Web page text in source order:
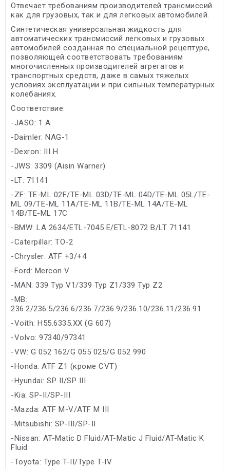
Отвечает требованиям производителей трансмиссий
как для грузовых, так и для легковых автомобилей.
Синтетическая универсальная жидкость для
автоматических трансмиссий легковых и грузовых
автомобилей созданная по специальной рецептуре,
позволяющей соответствовать требованиям
многочисленных производителей агрегатов и
транспортных средств, даже в самых тяжелых
условиях эксплуатации и при сильных температурных
колебаниях.
Соответствие:
-JASO: 1 A
-Daimler: NAG-1
-Dexron: III H
-JWS: 3309 (Aisin Warner)
-LT: 71141
-ZF: TE-ML 02F/TE-ML 03D/TE-ML 04D/TE-ML 05L/TE-
ML 09/TE-ML 11A/TE-ML 11B/TE-ML 14A/TE-ML
14B/TE-ML 17C
-BMW: LA 2634/ETL-7045 E/ETL-8072 B/LT 71141
-Caterpillar: TO-2
-Chrysler: ATF +3/+4
-Ford: Mercon V
-MAN: 339 Typ V1/339 Typ Z1/339 Typ Z2
-MB:
236.2/236.5/236.6/236.7/236.9/236.10/236.11/236.91
-Voith: H55.6335.XX (G 607)
-Volvo: 97340/97341
-VW: G 052 162/G 055 025/G 052 990
-Honda: ATF Z1 (кроме CVT)
-Hyundai: SP II/SP III
-Kia: SP-II/SP-III
-Mazda: ATF M-V/ATF M III
-Mitsubishi: SP-III/SP-II
-Nissan: AT-Matic D Fluid/AT-Matic J Fluid/AT-Matic K
Fluid
-Toyota: Type T-II/Type T-IV